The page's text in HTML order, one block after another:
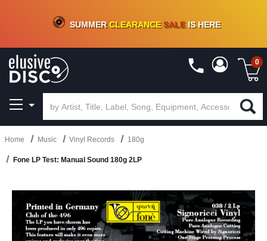
CRATE OF DEALS!100+NEW TITLES ADDED10%- 90 % OFFON VINYL & DIGITAL
SUMMERCLEARANCESALEIS HERE
0
Home Music Vinyl Records 180g
Fone LP Test: Manual Sound 180g 2LP